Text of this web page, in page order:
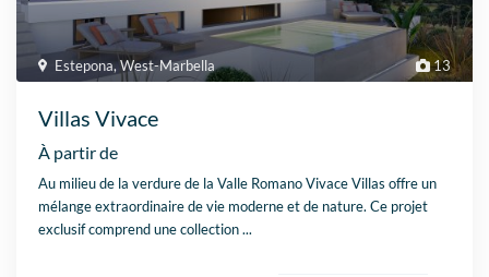
13
Estepona,West-Marbella
Villas Vivace
À partir de
Au milieu de la verdure de la Valle Romano Vivace Villas offre un
mélange extraordinaire de vie moderne et de nature. Ce projet
exclusif comprend une collection...